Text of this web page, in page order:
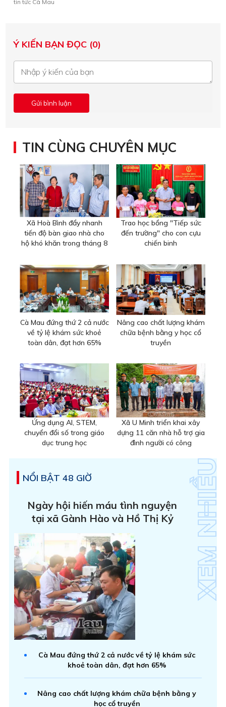
tin tức Cà Mau
Ý KIẾN BẠN ĐỌC (0)
TIN CÙNG CHUYÊN MỤC
Xã Hoà Bình đẩy nhanh
tiến độ bàn giao nhà cho
hộ khó khăn trong tháng 8
Trao học bổng "Tiếp sức
đến trường" cho con cựu
chiến binh
Cà Mau đứng thứ 2 cả nước
về tỷ lệ khám sức khoẻ
toàn dân, đạt hơn 65%
Nâng cao chất lượng khám
chữa bệnh bằng y học cổ
truyền
Ứng dụng AI, STEM,
chuyển đổi số trong giáo
dục trung học
Xã U Minh triển khai xây
dựng 11 căn nhà hỗ trợ gia
đình người có công
NỔI BẬT 48 GIỜ
Ngày hội hiến máu tình nguyện
tại xã Gành Hào và Hồ Thị Kỷ
Cà Mau đứng thứ 2 cả nước về tỷ lệ khám sức
khoẻ toàn dân, đạt hơn 65%
Nâng cao chất lượng khám chữa bệnh bằng y
học cổ truyền